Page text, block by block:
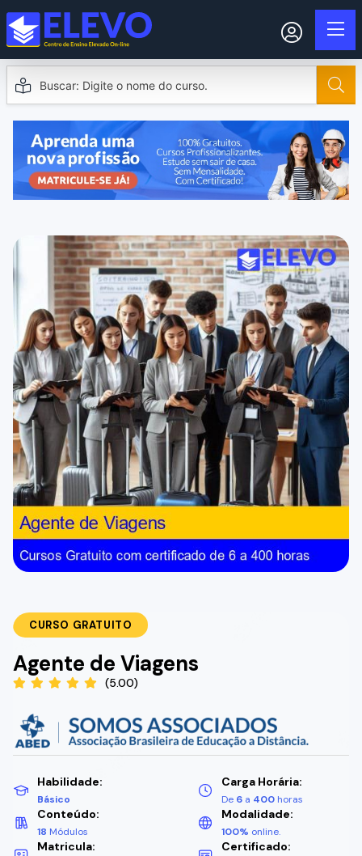
CURSO GRATUITO
Agente de Viagens
(5.00)
Habilidade:
Básico
Carga Horária:
De 6 a 400 horas
Conteúdo:
18 Módulos
Modalidade:
100% online.
Matricula: Certificado: